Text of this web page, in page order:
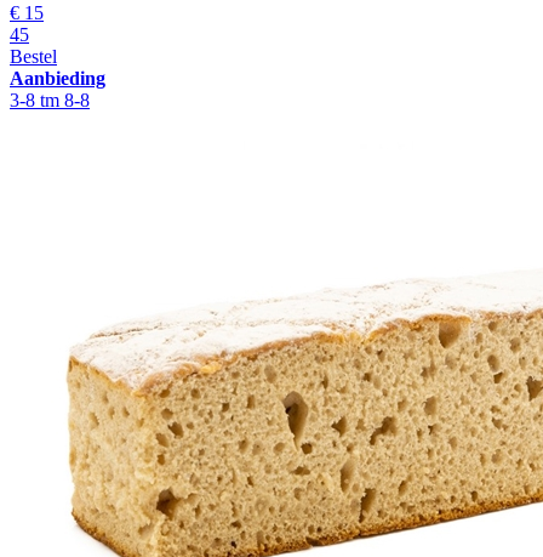
€ 15
45
Bestel
Aanbieding
3-8 tm 8-8